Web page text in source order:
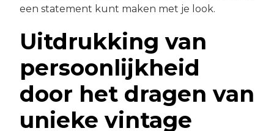
een statement kunt maken met je look.
Uitdrukking van
persoonlijkheid
door het dragen van
unieke vintage